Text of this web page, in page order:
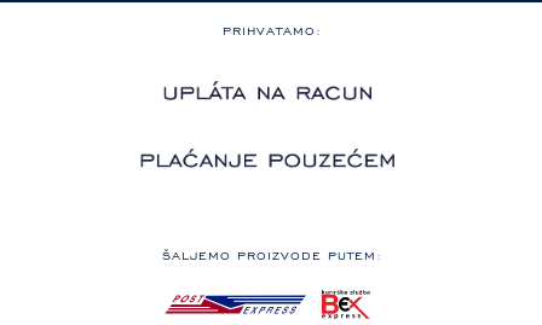
PRIHVATAMO:
ŠALJEMO PROIZVODE PUTEM: